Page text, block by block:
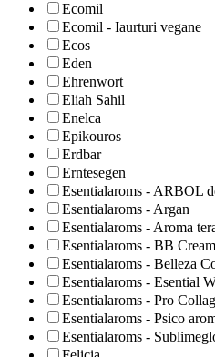
Ecomil
Ecomil - Iaurturi vegane
Ecos
Eden
Ehrenwort
Eliah Sahil
Enelca
Epikouros
Erdbar
Erntesegen
Esentialaroms - ARBOL
Esentialaroms - Argan
Esentialaroms - Aroma
Esentialaroms - BB Cream
Esentialaroms - Belleza
Esentialaroms - Esential
Esentialaroms - Pro
Esentialaroms - Psico
Esentialaroms -